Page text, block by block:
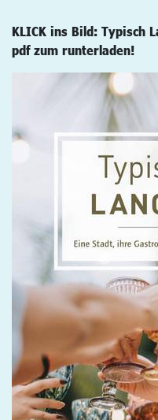
KLICK ins Bild: Typisch
pdf zum runterladen!